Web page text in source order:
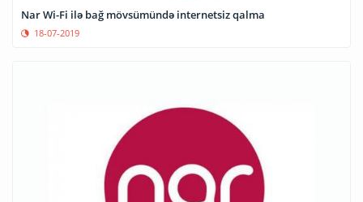
Nar Wi-Fi ilə bağ mövsümündə internetsiz qalma
18-07-2019